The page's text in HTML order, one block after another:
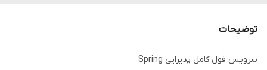
توضیحات
سرویس فول کامل پذیرایی Spring